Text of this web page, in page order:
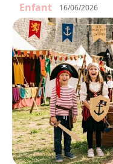
Enfant 16/06/2026